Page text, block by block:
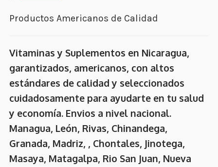
Productos Americanos de Calidad
Vitaminas y Suplementos en Nicaragua,
garantizados, americanos, con altos
estándares de calidad y seleccionados
cuidadosamente para ayudarte en tu salud
y economía. Envios a nivel nacional.
Managua, León, Rivas, Chinandega,
Granada, Madriz, , Chontales, Jinotega,
Masaya, Matagalpa, Rio San Juan, Nueva